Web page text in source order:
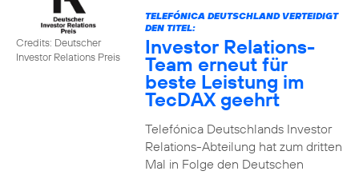
Credits: Deutscher
Investor Relations Preis
TELEFÓNICA DEUTSCHLAND VERTEIDIGT
DEN TITEL:
Investor Relations-
Team erneut für
beste Leistung im
TecDAX geehrt
Telefónica Deutschlands Investor
Relations-Abteilung hat zum dritten
Mal in Folge den Deutschen